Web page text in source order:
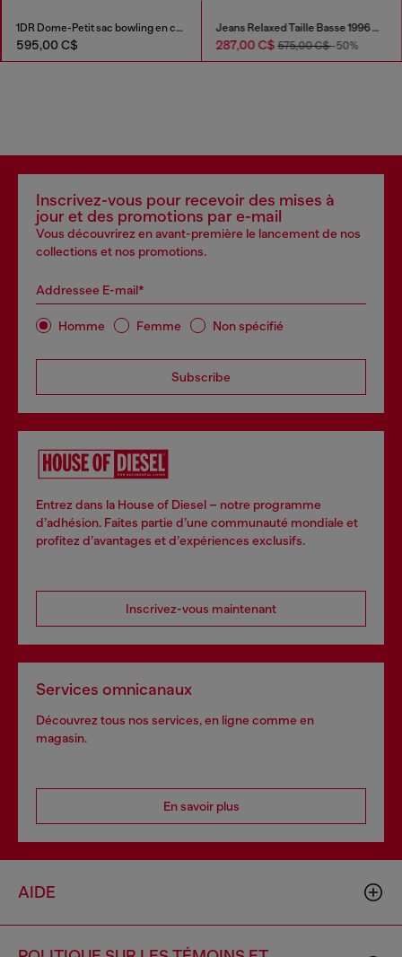
1DR Dome-Petit sac bowling en cuir
595,00 C$
Jeans Relaxed Taille Basse 1996 D-Sire
287,00 C$575,00 C$-50%
Inscrivez-vous pour recevoir des mises à
jour et des promotions par e-mail
Vous découvrirez en avant-première le lancement de nos
collections et nos promotions.
Addressee E-mail*
Homme Femme Non spécifié
Subscribe
Entrez dans la House of Diesel – notre programme
d’adhésion. Faites partie d’une communauté mondiale et
profitez d’avantages et d’expériences exclusifs.
Inscrivez-vous maintenant
Services omnicanaux
Découvrez tous nos services, en ligne comme en
magasin.
En savoir plus
AIDE